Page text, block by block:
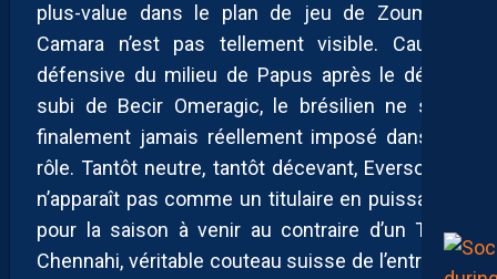
plus-value dans le plan de jeu de Zoumana
Camara n’est pas tellement visible. Caution
défensive du milieu de Papus après le départ
subi de Becir Omeragic, le brésilien ne s’est
finalement jamais réellement imposé dans ce
rôle. Tantôt neutre, tantôt décevant, Everson Jr
n’apparaît pas comme un titulaire en puissance
pour la saison à venir au contraire d’un Théo
Chennahi, véritable couteau suisse de l’entrejeu